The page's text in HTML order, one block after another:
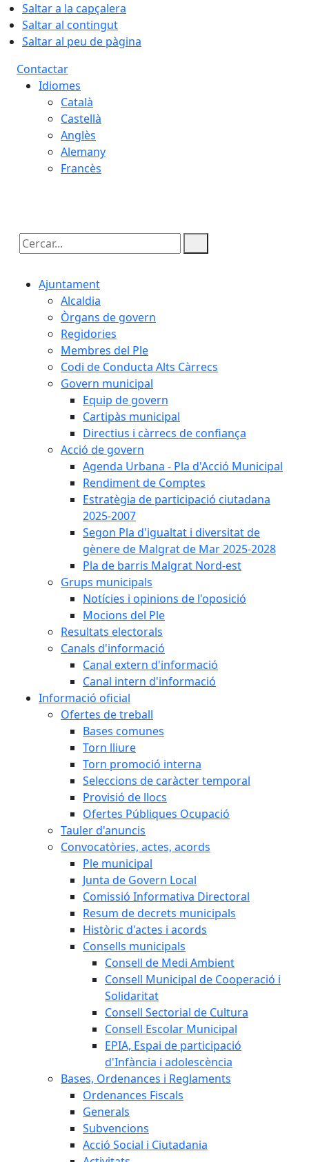
Saltar a la capçalera
Saltar al contingut
Saltar al peu de pàgina
Contactar
Idiomes
Català
Castellà
Anglès
Alemany
Francès
Cercar:
Ajuntament
Alcaldia
Òrgans de govern
Regidories
Membres del Ple
Codi de Conducta Alts Càrrecs
Govern municipal
Equip de govern
Cartipàs municipal
Directius i càrrecs de confiança
Acció de govern
Agenda Urbana - Pla d'Acció Municipal
Rendiment de Comptes
Estratègia de participació ciutadana
2025-2007
Segon Pla d'igualtat i diversitat de
gènere de Malgrat de Mar 2025-2028
Pla de barris Malgrat Nord-est
Grups municipals
Notícies i opinions de l'oposició
Mocions del Ple
Resultats electorals
Canals d'informació
Canal extern d'informació
Canal intern d'informació
Informació oficial
Ofertes de treball
Bases comunes
Torn lliure
Torn promoció interna
Seleccions de caràcter temporal
Provisió de llocs
Ofertes Públiques Ocupació
Tauler d'anuncis
Convocatòries, actes, acords
Ple municipal
Junta de Govern Local
Comissió Informativa Directoral
Resum de decrets municipals
Històric d'actes i acords
Consells municipals
Consell de Medi Ambient
Consell Municipal de Cooperació i
Solidaritat
Consell Sectorial de Cultura
Consell Escolar Municipal
EPIA, Espai de participació
d'Infància i adolescència
Bases, Ordenances i Reglaments
Ordenances Fiscals
Generals
Subvencions
Acció Social i Ciutadania